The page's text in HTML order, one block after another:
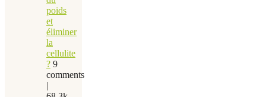
poids
et
éliminer
la
cellulite
? 9
comments
|